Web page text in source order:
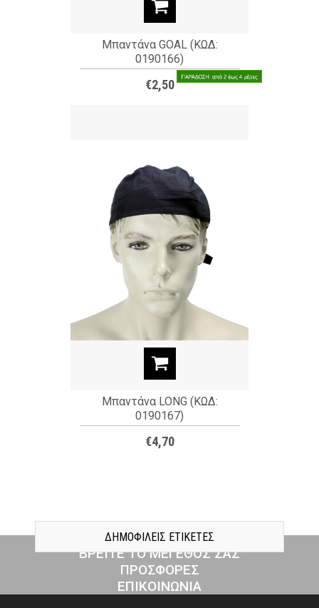
Μπαντάνα GOAL (ΚΩΔ:
0190166)
€2,50
Μπαντάνα LONG (ΚΩΔ:
0190167)
€4,70
ΔΗΜΟΦΙΛΕΙΣ ΕΤΙΚΕΤΕΣ
ΒΡΕΙΤΕ ΤΟ ΜΕΓΕΘΟΣ ΣΑΣ
ΠΡΟΣΦΟΡΕΣ
ΕΠΙΚΟΙΝΩΝΙΑ